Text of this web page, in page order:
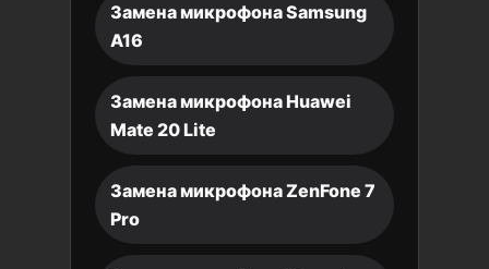
Замена микрофона Samsung
A16
Замена микрофона Huawei
Mate 20 Lite
Замена микрофона ZenFone 7
Pro